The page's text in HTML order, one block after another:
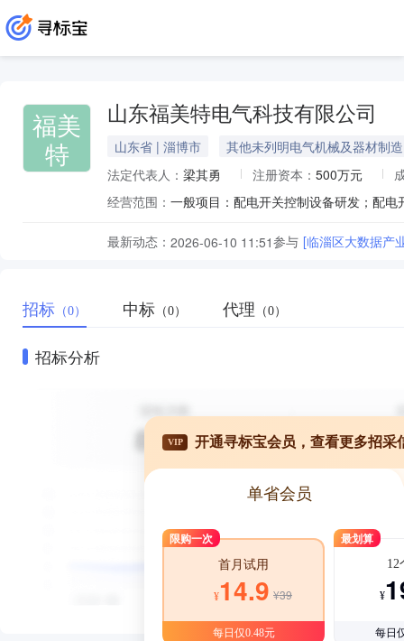
福美
特
山东福美特电气科技有限公司
山东省 | 淄博市
其他未列明电气机械及器材制造
法定代表人： 梁其勇 注册资本： 500万元
经营范围：
最新动态： 2026-06-10 11:51参与 [临淄区大数据产
招标 （0） 中标 （0） 代理 （0）
招标分析
VIP 开通寻标宝会员，查看更多招采
单省会员
限购一次
首月试用
¥14.9 ¥39
每日仅0.48元
最划算
12
¥
每日